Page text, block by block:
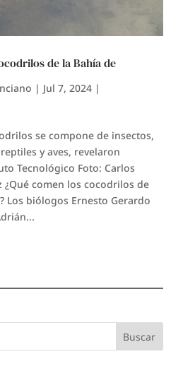
de la Bahía de
| Jul 7, 2024|
se compone de insectos,
y aves, revelaron
Tecnológico Foto: Carlos
¿Qué comen los cocodrilos de
Los biólogos Ernesto Gerardo
Buscar